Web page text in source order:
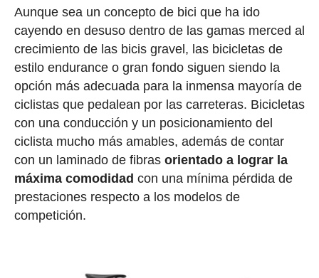
Aunque sea un concepto de bici que ha ido
cayendo en desuso dentro de las gamas merced al
crecimiento de las bicis gravel, las bicicletas de
estilo endurance o gran fondo siguen siendo la
opción más adecuada para la inmensa mayoría de
ciclistas que pedalean por las carreteras. Bicicletas
con una conducción y un posicionamiento del
ciclista mucho más amables, además de contar
con un laminado de fibras orientado a lograr la
máxima comodidad con una mínima pérdida de
prestaciones respecto a los modelos de
competición.